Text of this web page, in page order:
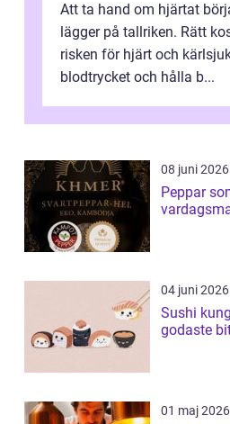
Att ta hand om hjärtat
lägger på tallriken. Rätt
risken för hjärt och
blodtrycket och hålla b...
08 juni 2026
Peppar
04 juni 2026
Sushi
godaste
01 maj 2026